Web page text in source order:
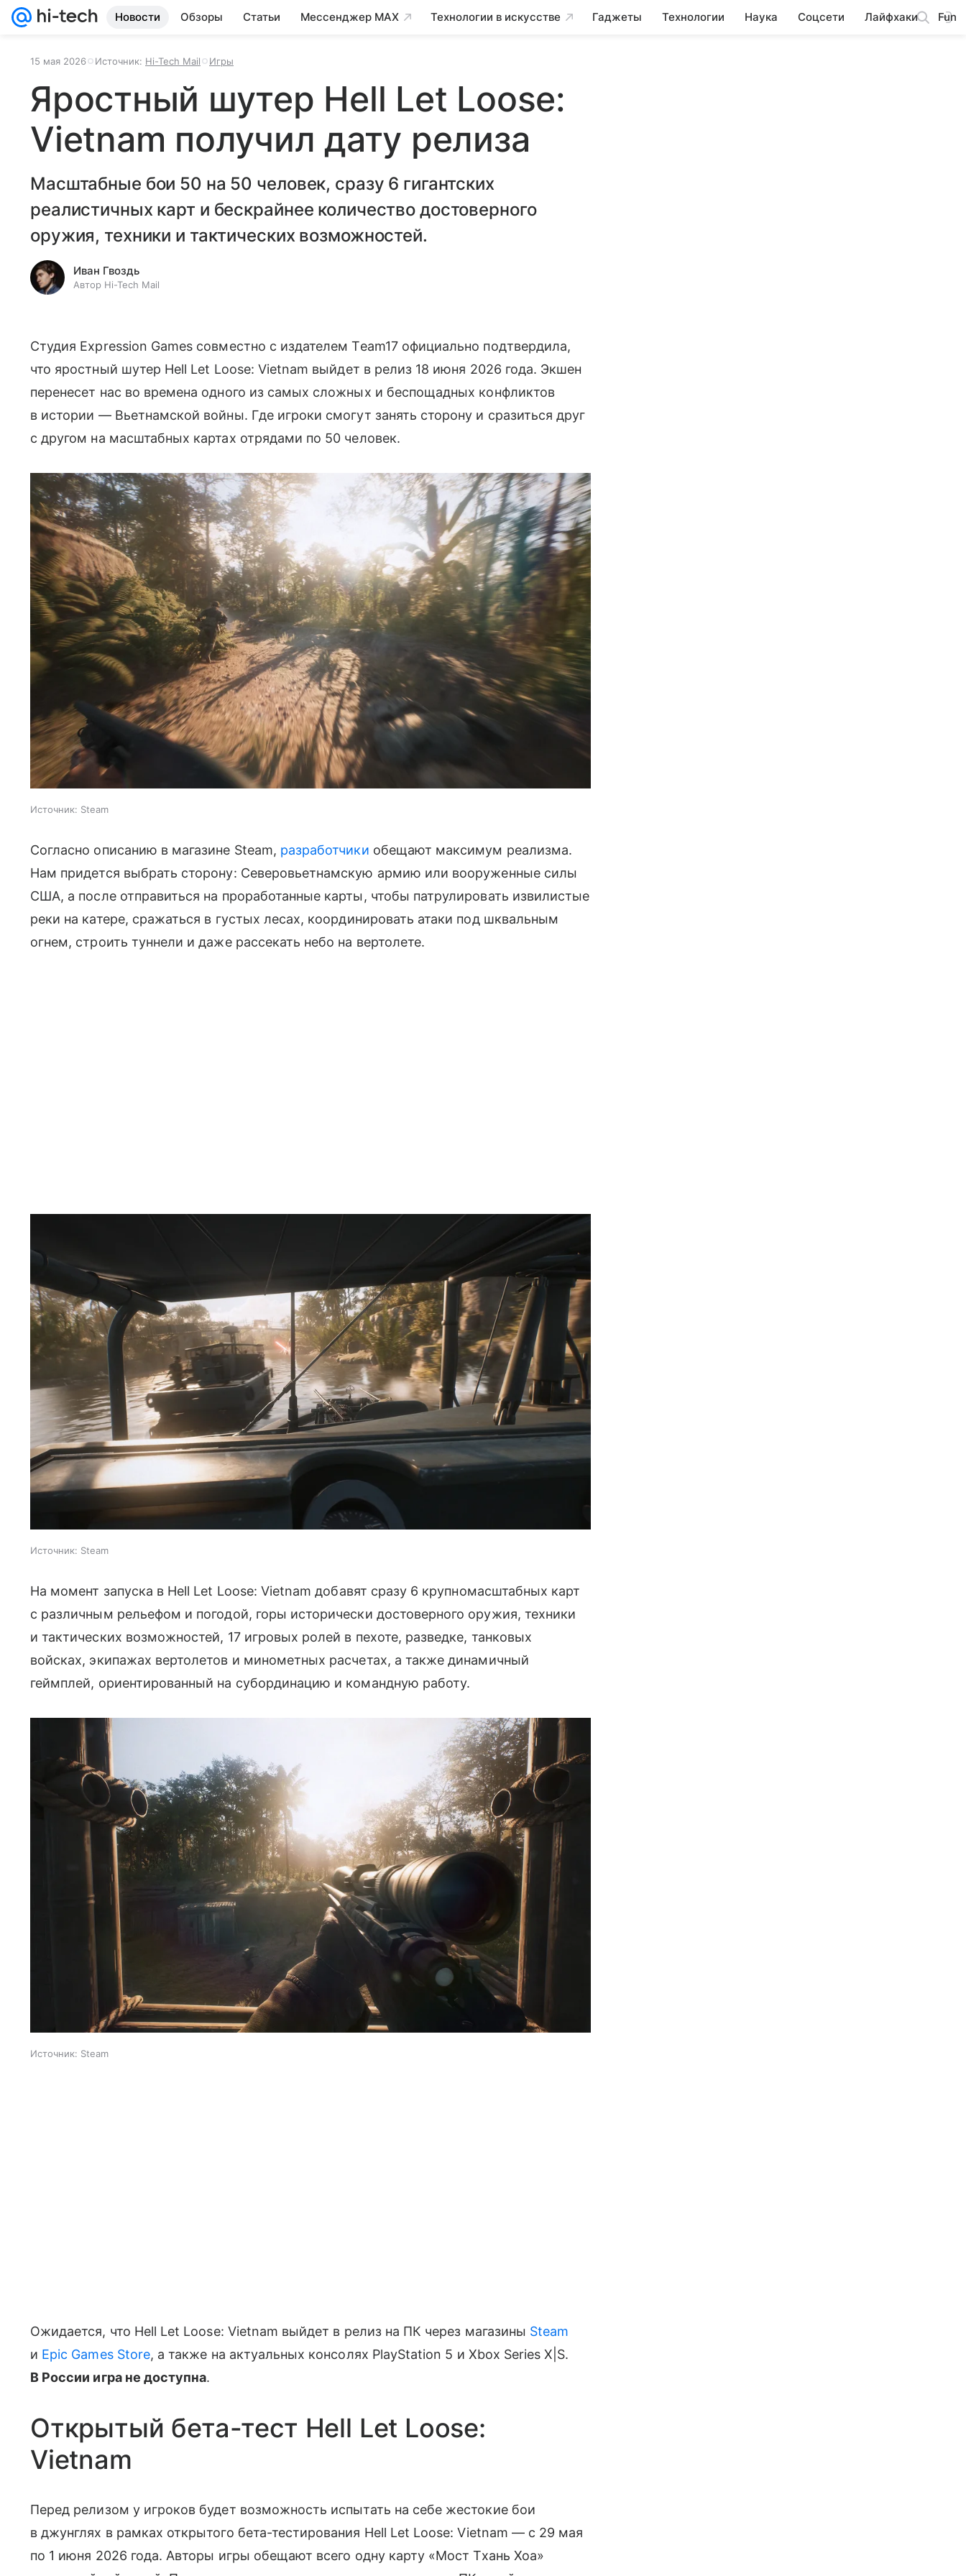
Новости Обзоры Статьи Мессенджер MAX Технологии в искусстве Гаджеты Технологии Наука Соцсети Лайфхаки Fun
15 мая 2026 Источник: Hi-Tech Mail Игры
Яростный шутер Hell Let Loose:
Vietnam получил дату релиза
Масштабные бои 50 на 50 человек, сразу 6 гигантских
реалистичных карт и бескрайнее количество достоверного
оружия, техники и тактических возможностей.
Иван Гвоздь
Автор Hi-Tech Mail
Студия Expression Games совместно с издателем Team17 официально подтвердила,
что яростный шутер Hell Let Loose: Vietnam выйдет в релиз 18 июня 2026 года. Экшен
перенесет нас во времена одного из самых сложных и беспощадных конфликтов
в истории — Вьетнамской войны. Где игроки смогут занять сторону и сразиться друг
с другом на масштабных картах отрядами по 50 человек.
Источник: Steam
Согласно описанию в магазине Steam, разработчики обещают максимум реализма.
Нам придется выбрать сторону: Северовьетнамскую армию или вооруженные силы
США, а после отправиться на проработанные карты, чтобы патрулировать извилистые
реки на катере, сражаться в густых лесах, координировать атаки под шквальным
огнем, строить туннели и даже рассекать небо на вертолете.
Источник: Steam
На момент запуска в Hell Let Loose: Vietnam добавят сразу 6 крупномасштабных карт
с различным рельефом и погодой, горы исторически достоверного оружия, техники
и тактических возможностей, 17 игровых ролей в пехоте, разведке, танковых
войсках, экипажах вертолетов и минометных расчетах, а также динамичный
геймплей, ориентированный на субординацию и командную работу.
Источник: Steam
Ожидается, что Hell Let Loose: Vietnam выйдет в релиз на ПК через магазины Steam
и Epic Games Store, а также на актуальных консолях PlayStation 5 и Xbox Series X|S.
В России игра не доступна.
Открытый бета-тест Hell Let Loose:
Vietnam
Перед релизом у игроков будет возможность испытать на себе жестокие бои
в джунглях в рамках открытого бета-тестирования Hell Let Loose: Vietnam — с 29 мая
по 1 июня 2026 года. Авторы игры обещают всего одну карту «Мост Тхань Хоа»